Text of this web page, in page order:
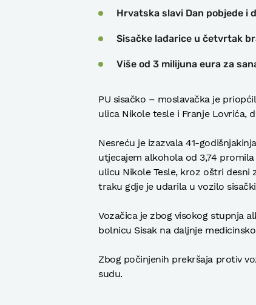
Hrvatska slavi Dan pobjede i
Sisačke lađarice u četvrtak
Više od 3 milijuna eura za
PU sisačko – moslavačka je
ulica Nikole tesle i Franje Lovrića,
Nesreću je izazvala 41-
utjecajem alkohola od 3,74
ulicu Nikole Tesle, kroz oštri
traku gdje je udarila u vozilo
Vozačica je zbog visokog stupnja
bolnicu Sisak na daljnje
Zbog počinjenih prekršaja protiv
sudu.